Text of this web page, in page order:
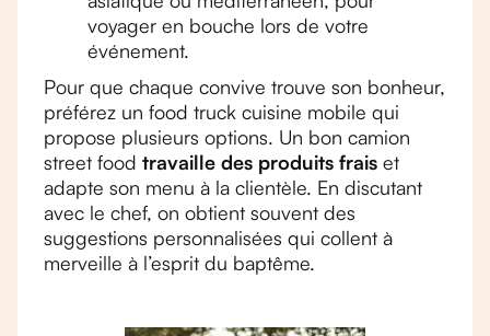
voyager en bouche lors de votre
événement.
Pour que chaque convive trouve son bonheur,
préférez un food truck cuisine mobile qui
propose plusieurs options. Un bon camion
street food travaille des produits frais et
adapte son menu à la clientèle. En discutant
avec le chef, on obtient souvent des
suggestions personnalisées qui collent à
merveille à l’esprit du baptême.